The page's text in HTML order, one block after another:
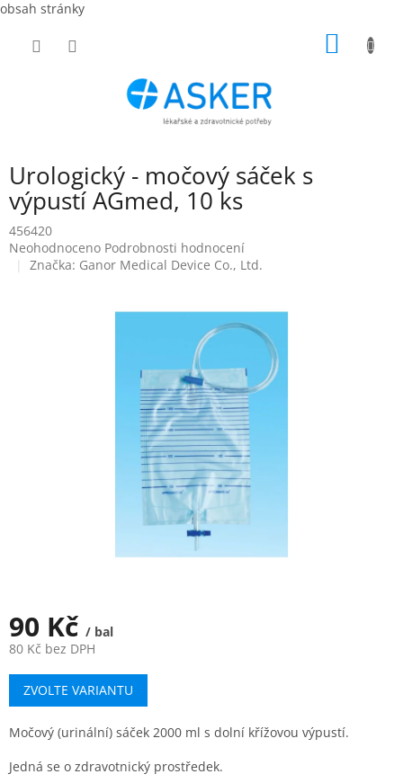
obsah stránky
Urologický - močový sáček s
výpustí AGmed, 10 ks
456420
Průměrné
hodnocení
Neohodnoceno Podrobnosti hodnocení
Značka: Ganor Medical Device Co., Ltd.
90 Kč / bal
80 Kč bez DPH
Měrná
cena:
ZVOLTE VARIANTU
Močový (urinální) sáček 2000 ml s dolní křížovou výpustí.
Jedná se o zdravotnický prostředek.